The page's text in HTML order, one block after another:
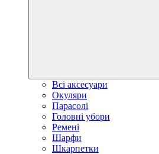
Всі аксесуари
Окуляри
Парасолі
Головні убори
Ремені
Шарфи
Шкарпетки